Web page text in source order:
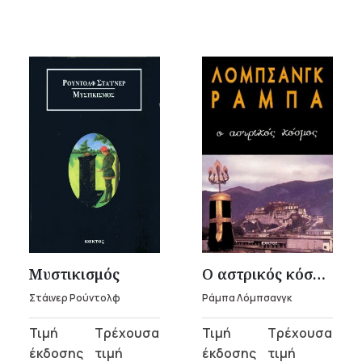
Μυστικισμός
Στάινερ Ρούντολφ
Original
price
Η
τρέχουσα
Ο αστρικός κόσμος
Ράμπα Λόμπσανγκ
Original
price
Η
τρέχουσα